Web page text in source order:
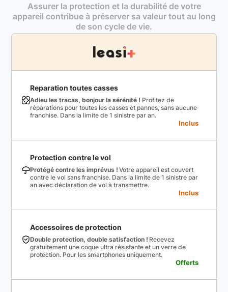
Assurer la protection et la durabilité de votre
appareil contribue à préserver sa valeur tout au long
de son cycle de vie.
Reparation toutes casses
Adieu les tracas, bonjour la sérénité ! Profitez de
réparations pour toutes les casses et pannes, sans aucune
franchise. Dans la limite de 1 sinistre par an.
Inclus
Protection contre le vol
Protégé contre les imprévus ! Votre appareil est couvert
contre le vol sans franchise. Dans la limite de 1 sinistre par
an avec déclaration de vol à transmettre.
Inclus
Accessoires de protection
Double protection, double satisfaction ! Recevez
gratuitement une coque ultra résistante et un verre de
protection. Pour les smartphones uniquement.
Offerts